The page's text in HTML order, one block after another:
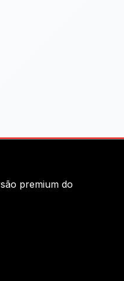
premium do